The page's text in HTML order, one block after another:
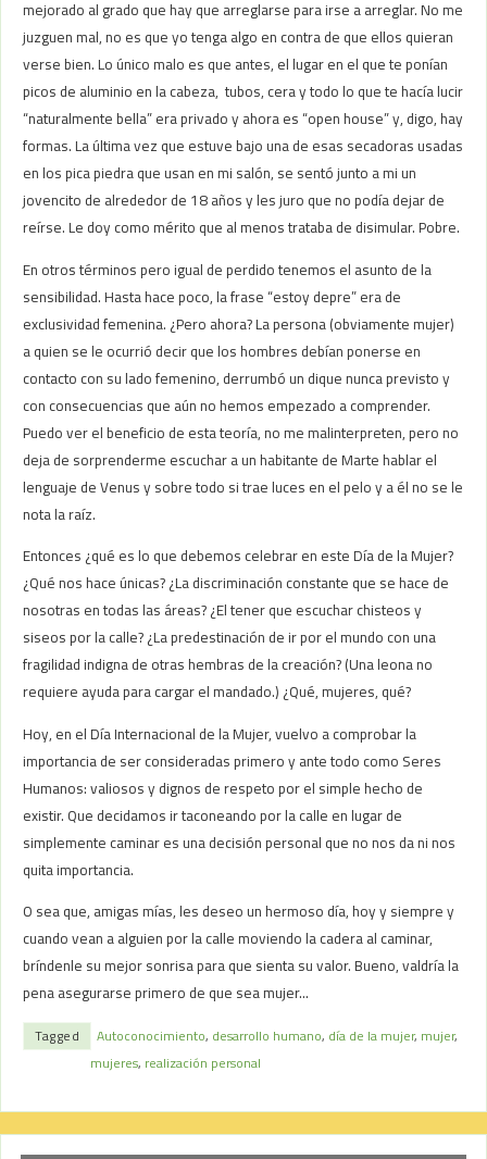
mejorado al grado que hay que arreglarse para irse a arreglar. No me
juzguen mal, no es que yo tenga algo en contra de que ellos quieran
verse bien. Lo único malo es que antes, el lugar en el que te ponían
picos de aluminio en la cabeza, tubos, cera y todo lo que te hacía lucir
“naturalmente bella” era privado y ahora es “open house” y, digo, hay
formas. La última vez que estuve bajo una de esas secadoras usadas
en los pica piedra que usan en mi salón, se sentó junto a mi un
jovencito de alrededor de 18 años y les juro que no podía dejar de
reírse. Le doy como mérito que al menos trataba de disimular. Pobre.
En otros términos pero igual de perdido tenemos el asunto de la
sensibilidad. Hasta hace poco, la frase “estoy depre” era de
exclusividad femenina. ¿Pero ahora? La persona (obviamente mujer)
a quien se le ocurrió decir que los hombres debían ponerse en
contacto con su lado femenino, derrumbó un dique nunca previsto y
con consecuencias que aún no hemos empezado a comprender.
Puedo ver el beneficio de esta teoría, no me malinterpreten, pero no
deja de sorprenderme escuchar a un habitante de Marte hablar el
lenguaje de Venus y sobre todo si trae luces en el pelo y a él no se le
nota la raíz.
Entonces ¿qué es lo que debemos celebrar en este Día de la Mujer?
¿Qué nos hace únicas? ¿La discriminación constante que se hace de
nosotras en todas las áreas? ¿El tener que escuchar chisteos y
siseos por la calle? ¿La predestinación de ir por el mundo con una
fragilidad indigna de otras hembras de la creación? (Una leona no
requiere ayuda para cargar el mandado.) ¿Qué, mujeres, qué?
Hoy, en el Día Internacional de la Mujer, vuelvo a comprobar la
importancia de ser consideradas primero y ante todo como Seres
Humanos: valiosos y dignos de respeto por el simple hecho de
existir. Que decidamos ir taconeando por la calle en lugar de
simplemente caminar es una decisión personal que no nos da ni nos
quita importancia.
O sea que, amigas mías, les deseo un hermoso día, hoy y siempre y
cuando vean a alguien por la calle moviendo la cadera al caminar,
bríndenle su mejor sonrisa para que sienta su valor. Bueno, valdría la
pena asegurarse primero de que sea mujer…
Tagged Autoconocimiento, desarrollo humano, día de la mujer, mujer,
mujeres, realización personal